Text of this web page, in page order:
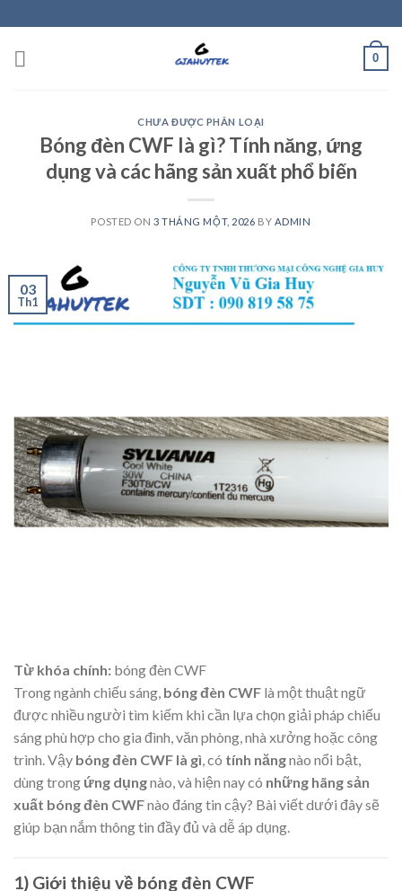
to
content
0
CHƯA ĐƯỢC PHÂN LOẠI
Bóng đèn CWF là gì? Tính năng, ứng
dụng và các hãng sản xuất phổ biến
POSTED ON 3 THÁNG MỘT, 2026 BY ADMIN
03
Th1
Từ khóa chính: bóng đèn CWF
Trong ngành chiếu sáng, bóng đèn CWF là một thuật ngữ
được nhiều người tìm kiếm khi cần lựa chọn giải pháp chiếu
sáng phù hợp cho gia đình, văn phòng, nhà xưởng hoặc công
trình. Vậy bóng đèn CWF là gì, có tính năngnào nổi bật,
dùng trong ứng dụngnào, và hiện nay có những hãng sản
xuất bóng đèn CWFnào đáng tin cậy? Bài viết dưới đây sẽ
giúp bạn nắm thông tin đầy đủ và dễ áp dụng.
1) Giới thiệu về bóng đèn CWF